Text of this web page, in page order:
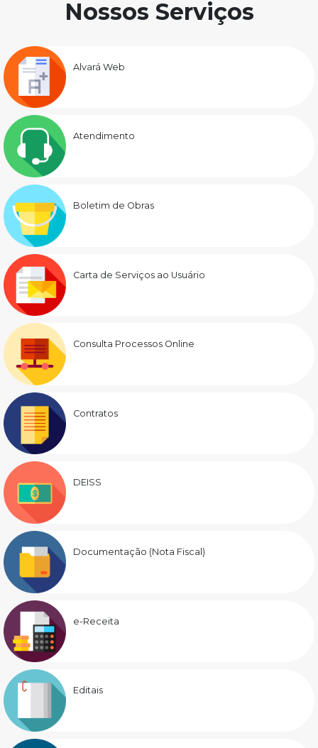
Nossos Serviços
Alvará Web
Atendimento
Boletim de Obras
Carta de Serviços ao Usuário
Consulta Processos Online
Contratos
DEISS
Documentação (Nota Fiscal)
e-Receita
Editais